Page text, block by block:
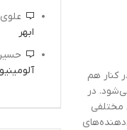
کنار هم
در
مختلفی
علوی
ابهر